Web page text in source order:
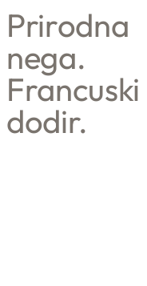
Prirodna
nega.
Francuski
dodir.